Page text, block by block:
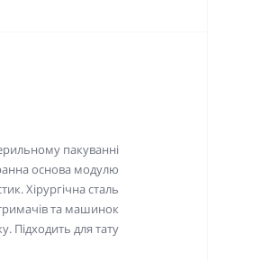
пакуванні
основа модулю
Хірургічна сталь
та машинок
Підходить для тату